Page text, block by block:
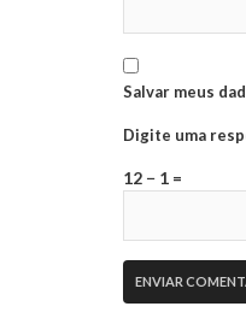
Salvar meus
Digite uma
12 − 1 =